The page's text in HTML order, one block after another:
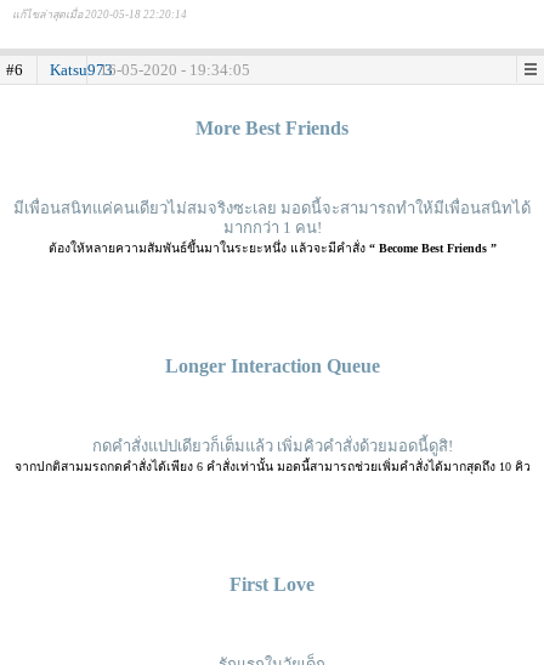
แก้ไขล่าสุดเมื่อ 2020-05-18 22:20:14
#6 Katsu97316-05-2020 - 19:34:05
More Best Friends
มีเพื่อนสนิทแค่คนเดียวไม่สมจริงซะเลย มอดนี้จะสามารถทำให้มีเพื่อนสนิทได้
มากกว่า 1 คน!
ต้องให้หลายความสัมพันธ์ขึ้นมาในระยะหนึ่ง แล้วจะมีคำสั่ง “ Become Best Friends ”
Longer Interaction Queue
กดคำสั่งแปปเดียวก็เต็มแล้ว เพิ่มคิวคำสั่งด้วยมอดนี้ดูสิ!
จากปกติสามมรถกดคำสั่งได้เพียง 6 คำสั่งเท่านั้น มอดนี้สามารถช่วยเพิ่มคำสั่งได้มากสุดถึง 10 คิว
First Love